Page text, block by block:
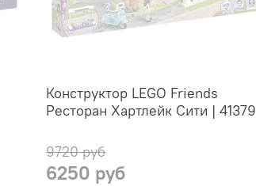
Конструктор LEGO Friends
Ресторан Хартлейк Сити | 41379
9720 руб
6250 руб